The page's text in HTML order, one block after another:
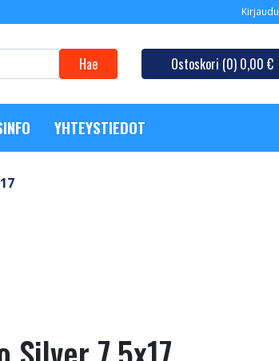
Kirjaudu
Hae Ostoskori (0) 0,00 €
YHTEYSTIEDOT